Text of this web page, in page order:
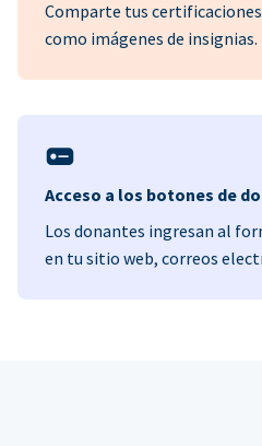
Comparte tus
como imágenes de insignias.
Acceso a los botones de
Los donantes ingresan al
en tu sitio web, correos